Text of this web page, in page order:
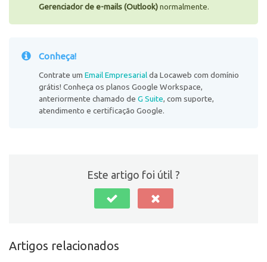
Gerenciador de e-mails (Outlook)normalmente.
Conheça!
Contrate um Email Empresarialda Locaweb com domínio
grátis! Conheça os planos Google Workspace,
anteriormente chamado de G Suite, com suporte,
atendimento e certificação Google.
Este artigo foi útil ?
Artigos relacionados